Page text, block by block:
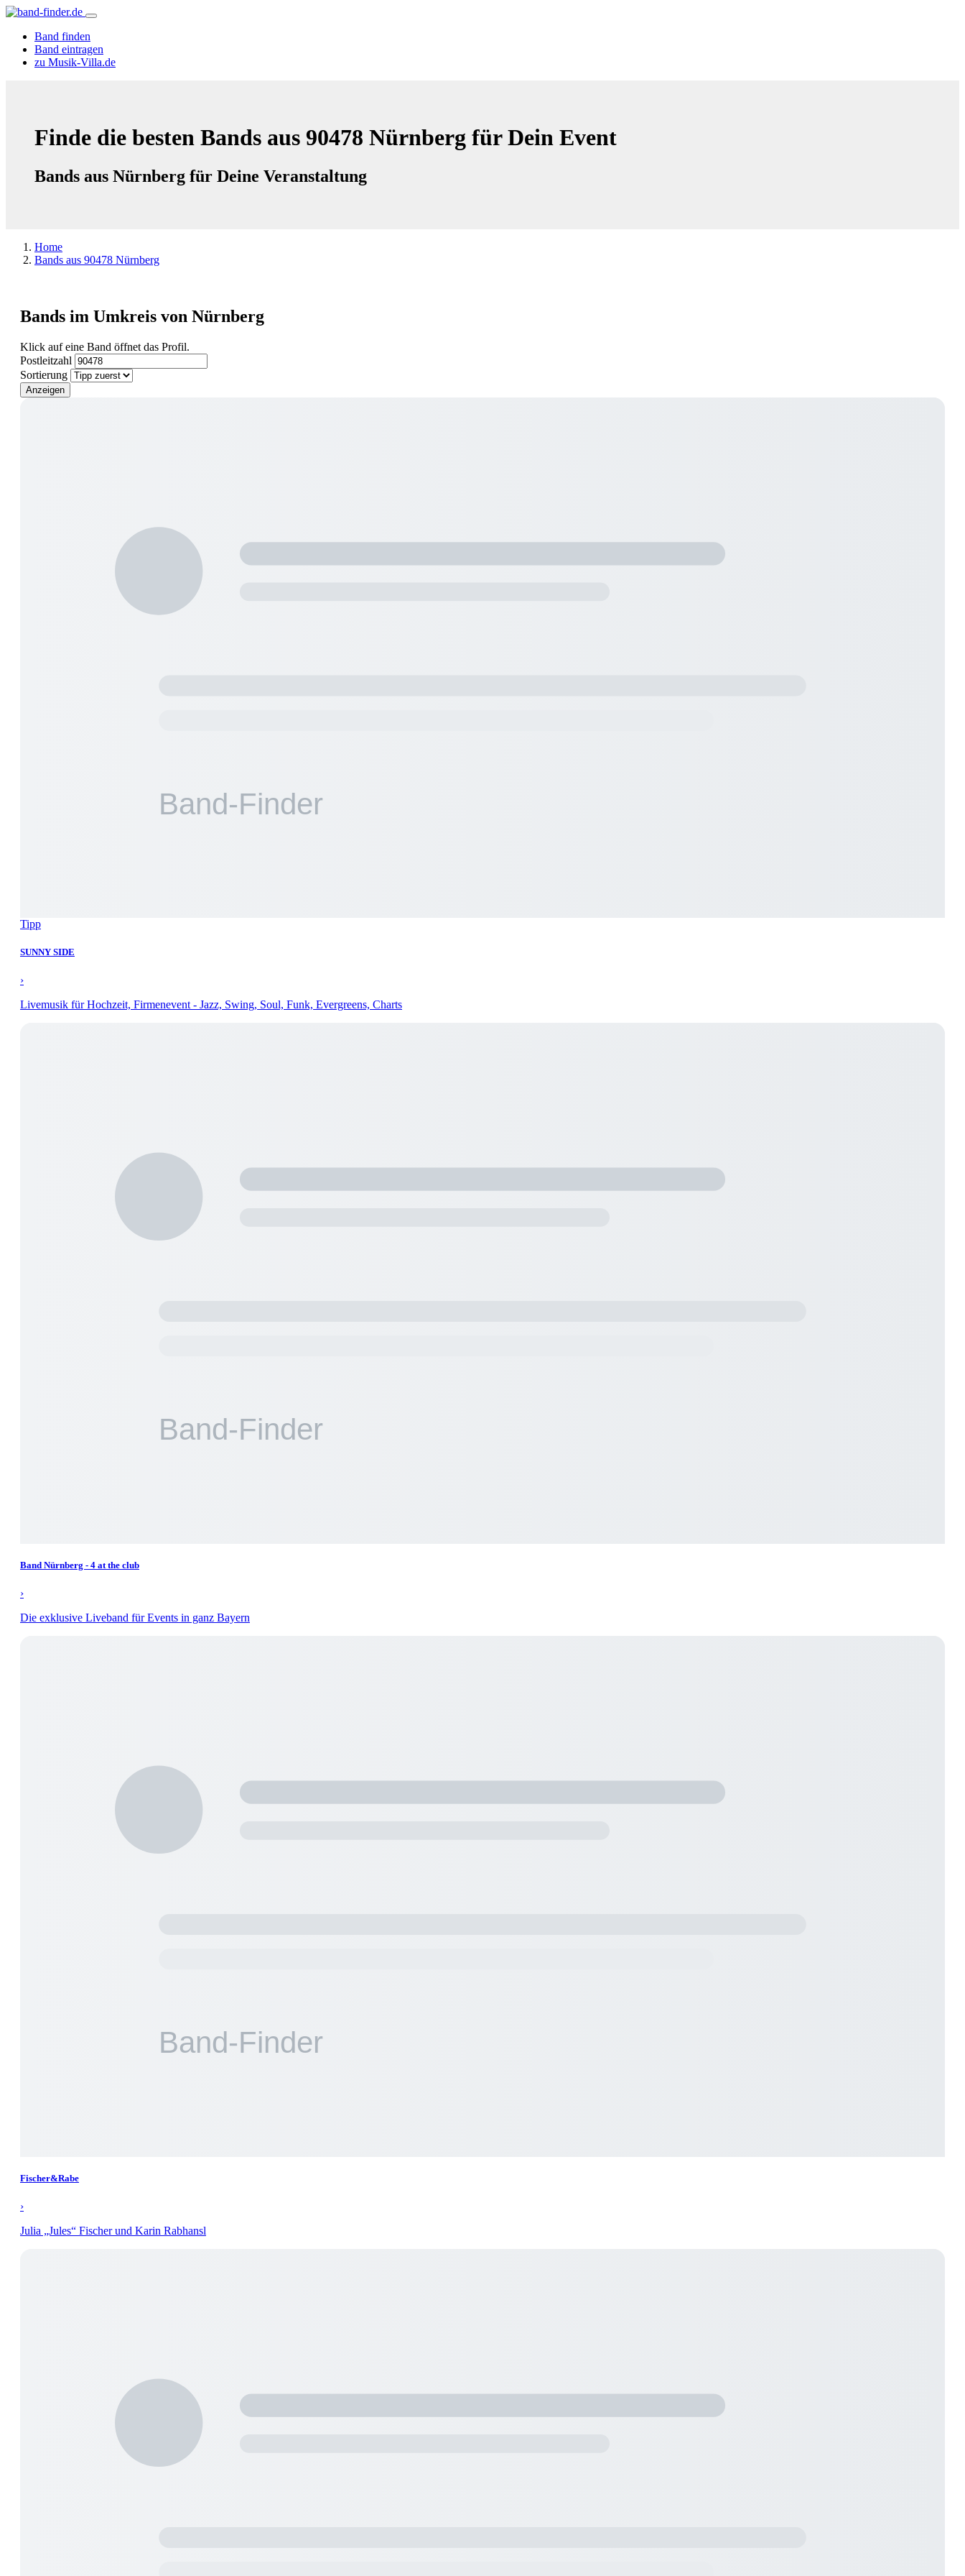
Band finden
Band eintragen
zu Musik-Villa.de
Finde die besten Bands aus 90478 Nürnberg für Dein Event
Bands aus Nürnberg für Deine Veranstaltung
Home
Bands aus 90478 Nürnberg
Bands im Umkreis von Nürnberg
Klick auf eine Band öffnet das Profil.
Postleitzahl
Sortierung
Anzeigen
Tipp
SUNNY SIDE
›
Livemusik für Hochzeit, Firmenevent - Jazz, Swing, Soul, Funk, Evergreens, Charts
Band Nürnberg - 4 at the club
›
Die exklusive Liveband für Events in ganz Bayern
Fischer&Rabe
›
Julia „Jules“ Fischer und Karin Rabhansl